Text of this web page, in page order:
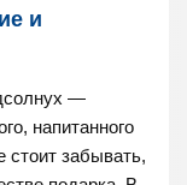
и
—
напитанного
стоит забывать,